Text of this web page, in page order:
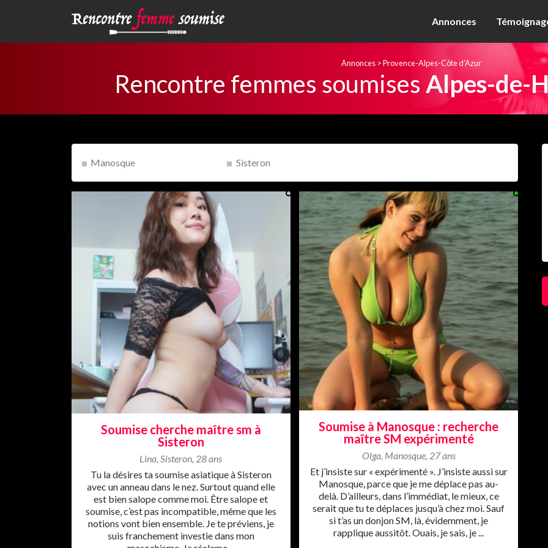
Annonces
Annonces>Provence-Alpes-Côte d'Azur
Rencontre femmes soumises Alpes-de-
Manosque Sisteron
Soumise cherche maître sm à
Sisteron
Lina,Sisteron, 28 ans
Tu la désires ta soumise asiatique à Sisteron
avec un anneau dans le nez. Surtout quand elle
est bien salope comme moi. Être salope et
soumise, c’est pas incompatible, même que les
notions vont bien ensemble. Je te préviens, je
suis franchement investie dans mon
Soumise à Manosque : recherche
maître SM expérimenté
Olga, Manosque, 27 ans
Et j’insiste sur « expérimenté ». J’insiste aussi sur
Manosque, parce que je me déplace pas au-
delà. D’ailleurs, dans l’immédiat, le mieux, ce
serait que tu te déplaces jusqu’à chez moi. Sauf
si t’as un donjon SM, là, évidemment, je
rapplique aussitôt. Ouais, je sais, je ...